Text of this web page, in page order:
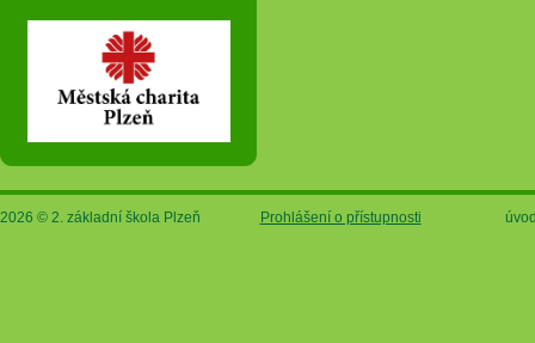
2026 © 2. základní škola Plzeň Prohlášení o přístupnosti